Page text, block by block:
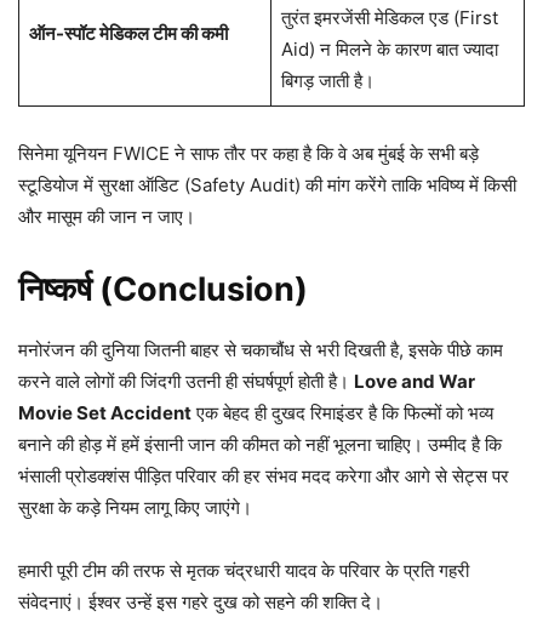
ऑन-स्पॉट मेडिकल टीम की कमी
तुरंत इमरजेंसी मेडिकल एड (First
Aid) न मिलने के कारण बात ज्यादा
बिगड़ जाती है।
सिनेमा यूनियन FWICE ने साफ तौर पर कहा है कि वे अब मुंबई के सभी बड़े
स्टूडियोज में सुरक्षा ऑडिट (Safety Audit) की मांग करेंगे ताकि भविष्य में किसी
और मासूम की जान न जाए।
निष्कर्ष (Conclusion)
मनोरंजन की दुनिया जितनी बाहर से चकाचौंध से भरी दिखती है, इसके पीछे काम
करने वाले लोगों की जिंदगी उतनी ही संघर्षपूर्ण होती है। Love and War
Movie Set Accidentएक बेहद ही दुखद रिमाइंडर है कि फिल्मों को भव्य
बनाने की होड़ में हमें इंसानी जान की कीमत को नहीं भूलना चाहिए। उम्मीद है कि
भंसाली प्रोडक्शंस पीड़ित परिवार की हर संभव मदद करेगा और आगे से सेट्स पर
सुरक्षा के कड़े नियम लागू किए जाएंगे।
हमारी पूरी टीम की तरफ से मृतक चंद्रधारी यादव के परिवार के प्रति गहरी
संवेदनाएं। ईश्वर उन्हें इस गहरे दुख को सहने की शक्ति दे।